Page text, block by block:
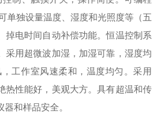
单独设量温度、湿度和光照度等（五
掉电时间自动补偿功能。恒温控制系
采用超微波加湿，加湿可靠，湿度均
，工作室风速柔和，温度均匀。采用
热性能好，美观大方。具有超温和传
和样品安全。